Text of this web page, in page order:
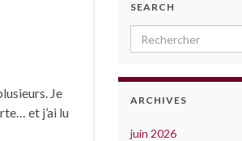
Je
et j’ai lu
SEARCH
Search for:
ARCHIVES
juin 2026